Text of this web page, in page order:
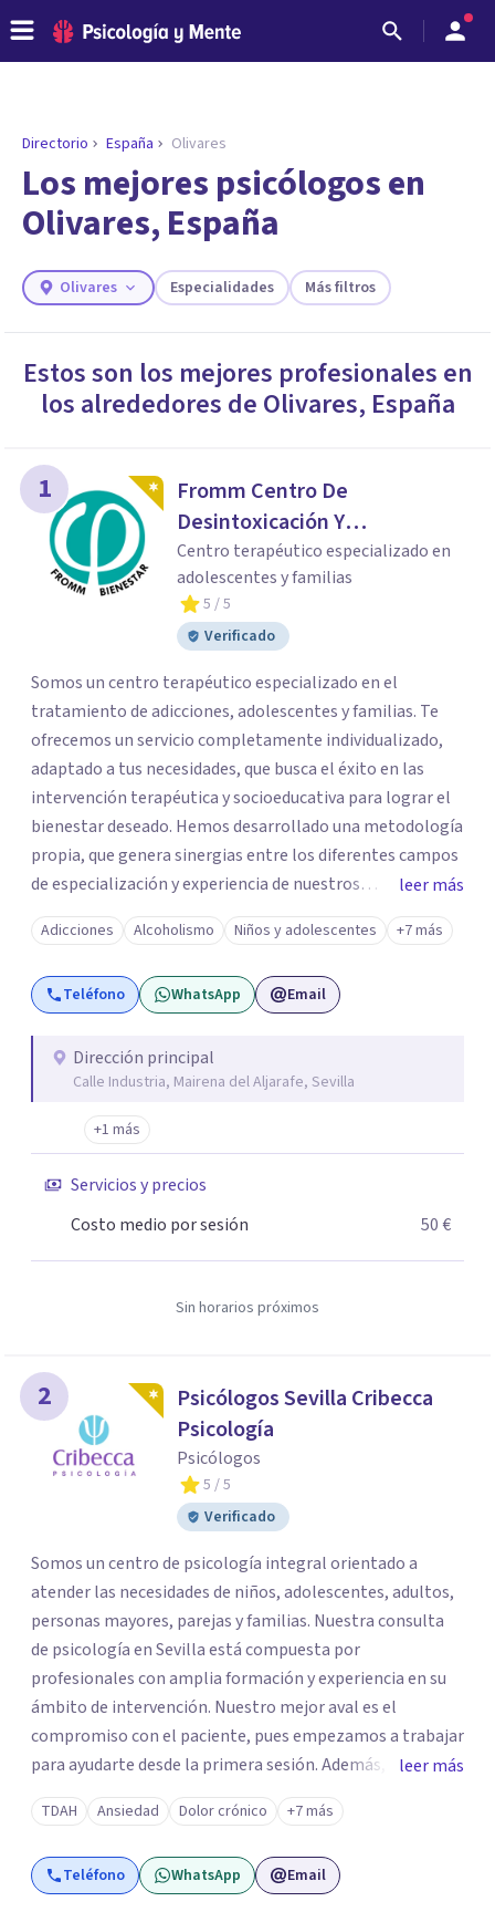
ENCONTRAR MI TERAPEUTA
¿Necesitas ayuda para encontrar el
psicólogo adecuado?
Responde a unas breves preguntas y te ofreceremos
necesidades.
Directorio España Olivares
Los mejores psicólogos en
Olivares, España
Olivares Especialidades Más filtros
Estos son los mejores profesionales en
los alrededores de Olivares, España
1
Fromm Centro De
Desintoxicación Y
Tratamiento De Adicciones
Centro terapéutico especializado en
adolescentes y familias
5 / 5
Verificado
Somos un centro terapéutico especializado en el
tratamiento de adicciones, adolescentes y familias. Te
ofrecemos un servicio completamente individualizado,
adaptado a tus necesidades, que busca el éxito en las
intervención terapéutica y socioeducativa para lograr el
bienestar deseado. Hemos desarrollado una metodología
propia, que genera sinergias entre los diferentes campos
de especialización y experiencia de nuestros
profesionales. Así establecemos tu itinerario, de manera
consensuada por los miembros de nuestro equipo
humano. Se trata de una intervención transversal entre
lo terapéutico y socioeducativo, que se nutre del
lo que vayas descubriendo durante el proceso. Gracias a
los resultados obtenidos durante años y las opiniones de
nuestros usuarios/as nos hemos convertido en referentes
del sector tanto en Sevilla como en Andalucía. Sobre todo
adolescente o la comunicación familiar. Pero también en
el tratamiento de mujeres desde una perspectiva de
género, prevención y psicología en general. Cuenta con
leer más
Adicciones Alcoholismo Niños y adolescentes +7 más
Teléfono WhatsApp Email
Dirección principal
Calle Industria, Mairena del Aljarafe, Sevilla
+1 más
Servicios y precios
Costo medio por sesión
50 €
Sin horarios próximos
2
Psicólogos Sevilla Cribecca
Psicología
Psicólogos
5 / 5
Verificado
Somos un centro de psicología integral orientado a
atender las necesidades de niños, adolescentes, adultos,
personas mayores, parejas y familias. Nuestra consulta
de psicología en Sevilla está compuesta por
profesionales con amplia formación y experiencia en su
ámbito de intervención. Nuestro mejor aval es el
compromiso con el paciente, pues empezamos a trabajar
para ayudarte desde la primera sesión. Además,
trabajamos de forma coordinada para ofrecerte una
intervención individualizada y multidisciplinar, por este
motivo nuestros tratamientos tienen un alto porcentaje
de éxito. Puedes llamar sin compromiso paran
leer más
TDAH Ansiedad Dolor crónico +7 más
Teléfono WhatsApp Email